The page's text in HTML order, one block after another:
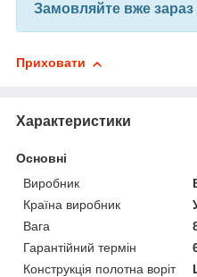
Замовляйте вже
Приховати
Характеристики
Основні
Виробник
Країна виробник
Вага
Гарантійний термін
Конструкція полотна воріт